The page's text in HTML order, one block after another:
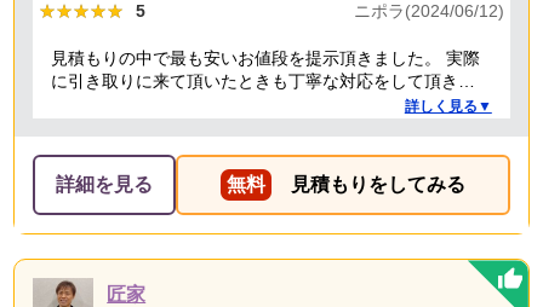
★★★★★
★★★★★ 5 ニポラ(2024/06/12)
見積もりの中で最も安いお値段を提示頂きました。 実際
に引き取りに来て頂いたときも丁寧な対応をして頂き、
詳しく見る▼
詳細を見る 無料 見積もりをしてみる
匠家